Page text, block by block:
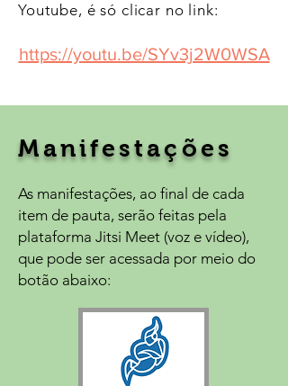
Youtube, é só clicar no link:
https://youtu.be/SYv3j2W0WSA
Manifestações
As manifestações, ao final de cada
item de pauta, serão feitas pela
plataforma Jitsi Meet (voz e vídeo),
que pode ser acessada por meio do
botão abaixo: